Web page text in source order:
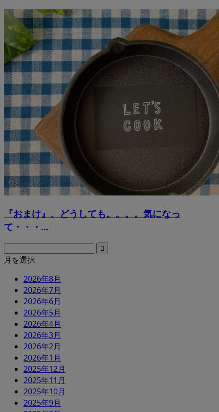
『おまけ』、どうしても。。。。気になっ
て・・・...
月を選択
2026年8月
2026年7月
2026年6月
2026年5月
2026年4月
2026年3月
2026年2月
2026年1月
2025年12月
2025年11月
2025年10月
2025年9月